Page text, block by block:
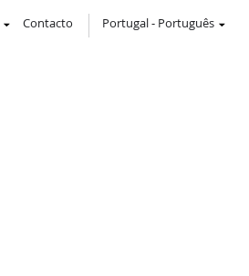
Contacto Portugal- Português